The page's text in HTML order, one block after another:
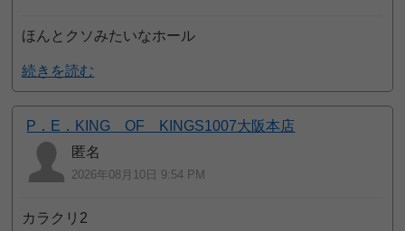
ほんとクソみたいなホール
続きを読む
P．E．KING OF KINGS1007大阪本店
匿名
2026年08月10日 9:54 PM
カラクリ2